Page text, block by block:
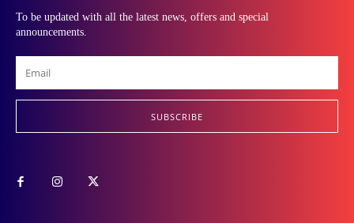
To be updated with all the latest news, offers and special
announcements.
SUBSCRIBE